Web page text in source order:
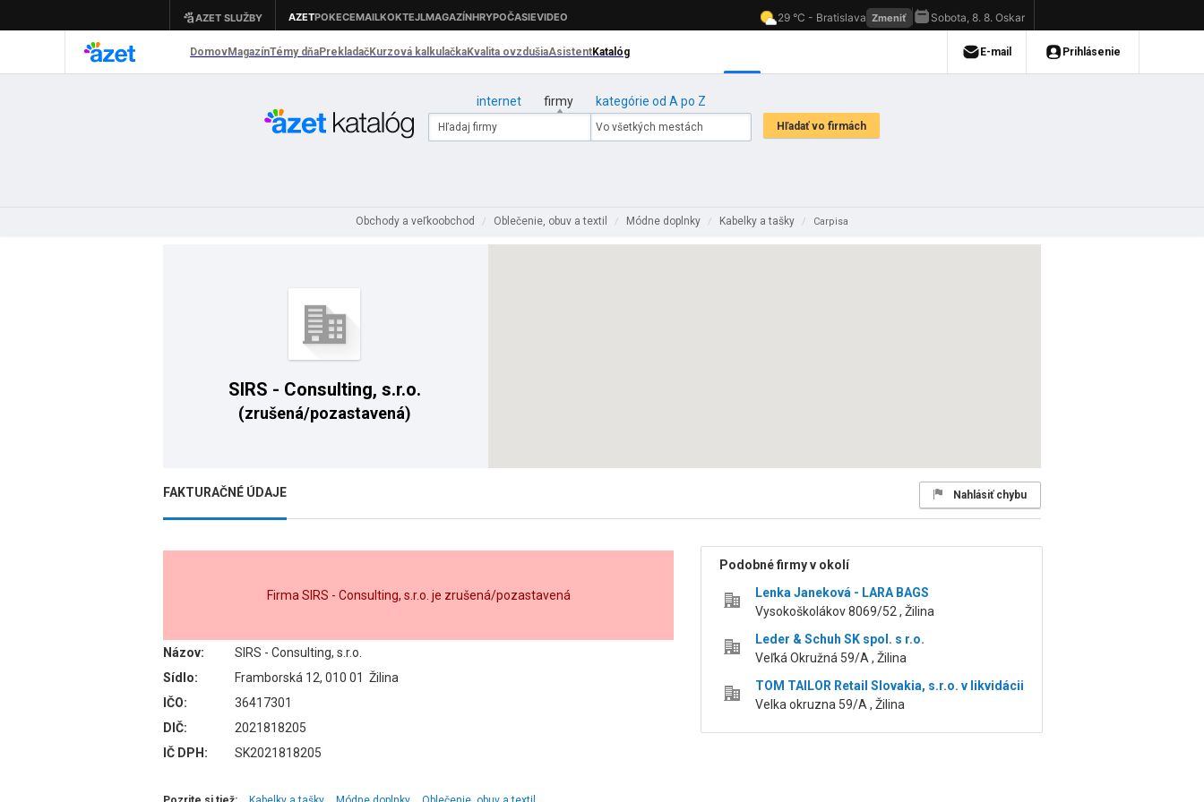
internet firmy kategórie od A po Z
Obchody a veľkoobchod / Oblečenie, obuv a textil / Módne doplnky / Kabelky a tašky / Carpisa
SIRS - Consulting, s.r.o.
(zrušená/pozastavená)
FAKTURAČNÉ ÚDAJE Nahlásiť chybu
Firma SIRS - Consulting, s.r.o. je zrušená/pozastavená
Názov:
SIRS - Consulting, s.r.o.
Sídlo:
Framborská 12, 010 01 Žilina
IČO:
36417301
DIČ:
2021818205
IČ DPH:
SK2021818205
Podobné firmy v okolí
Lenka Janeková - LARA BAGS
Vysokoškolákov 8069/52 , Žilina
Leder & Schuh SK spol. s r.o.
Veľká Okružná 59/A , Žilina
TOM TAILOR Retail Slovakia, s.r.o. v likvidácii
Velka okruzna 59/A , Žilina